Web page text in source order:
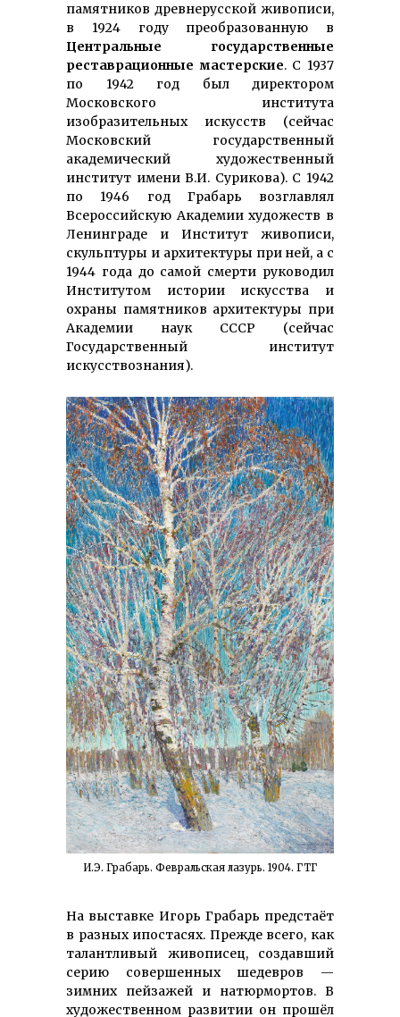
памятников древнерусской живописи,
в 1924 году преобразованную в
Центральные госу­дарственные
реставрационные мастерские. С 1937
по 1942 год был директором
Московского института
изобразительных искусств (сейчас
Московский государ­ственный
академический художественный
институт имени В.И. Сурикова). С 1942
по 1946 год Грабарь возглавлял
Всероссийскую Академии художеств в
Ленинграде и Институт живописи,
скульптуры и архитектуры при ней, а с
1944 года до самой смерти руководил
Институтом истории искусства и
охраны памятников архитектуры при
Академии наук СССР (сейчас
Государственный институт
искусствознания).
И.Э. Грабарь. Февральская лазурь. 1904. ГТГ
На выставке Игорь Грабарь предстаёт
в разных ипостасях. Прежде всего, как
талантливый живописец, создавший
серию совершенных шедевров —
зимних пейзажей и натюрмортов. В
художественном развитии он прошёл